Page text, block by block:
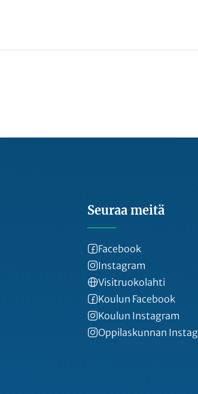
Seuraa meitä
Facebook
Instagram
Visitruokolahti
Koulun Facebook
Koulun Instagram
Oppilaskunnan